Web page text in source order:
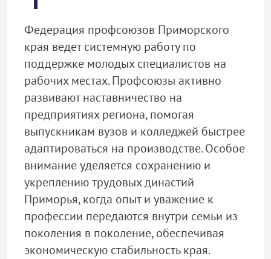
Федерация профсоюзов Приморского
края ведет системную работу по
поддержке молодых специалистов на
рабочих местах. Профсоюзы активно
развивают наставничество на
предприятиях региона, помогая
выпускникам вузов и колледжей быстрее
адаптироваться на производстве. Особое
внимание уделяется сохранению и
укреплению трудовых династий
Приморья, когда опыт и уважение к
профессии передаются внутри семьи из
поколения в поколение, обеспечивая
экономическую стабильность края.